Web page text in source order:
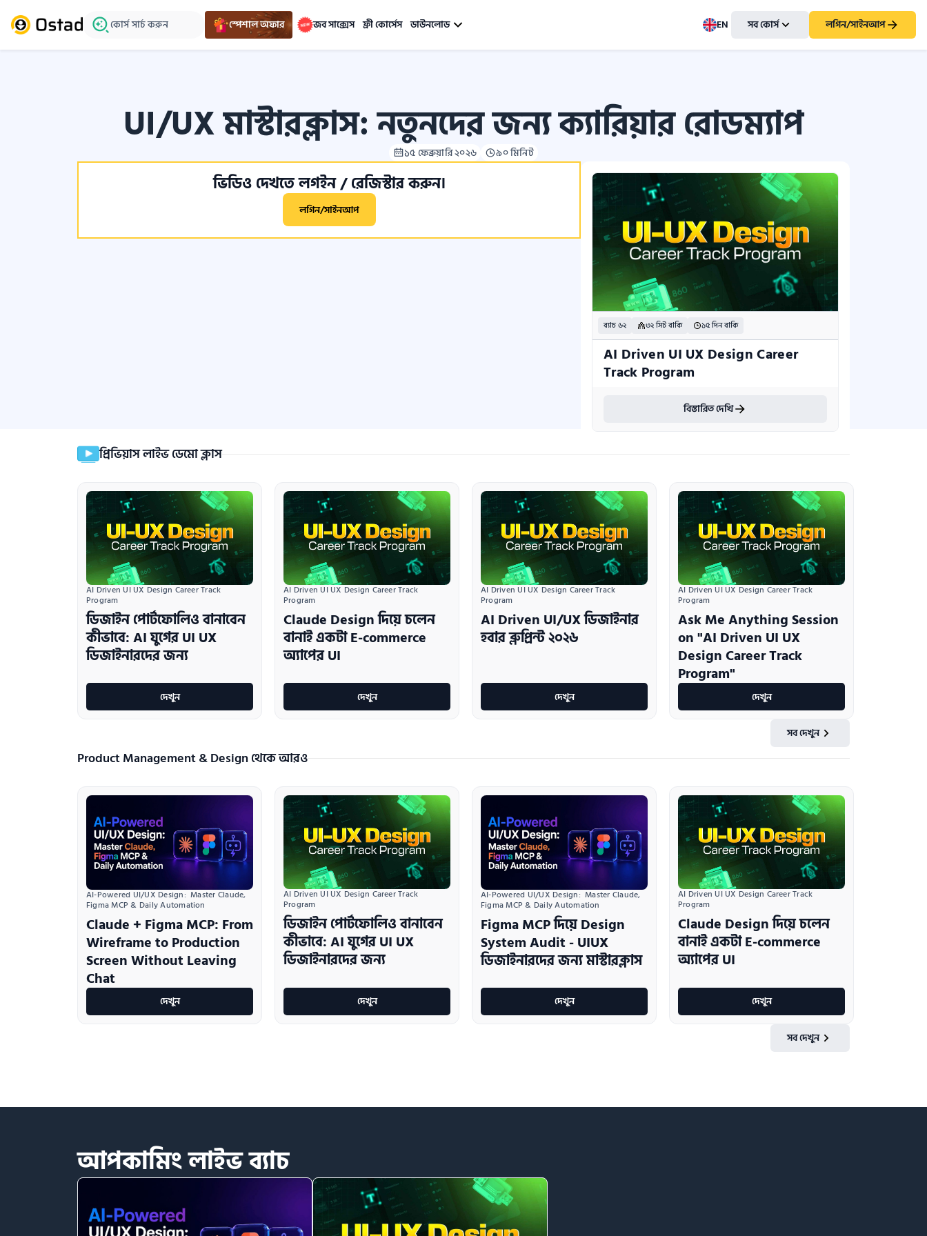
কোর্স সার্চ করুন স্পেশাল অফার জব সাক্সেস ফ্রী কোর্সেস ডাউনলোড EN সব কোর্স লগিন/সাইনআপ
UI/UX মাস্টারক্লাস: নতুনদের জন্য ক্যারিয়ার রোডম্যাপ
১৫ ফেব্রুয়ারি ২০২৬ ৯০ মিনিট
ভিডিও দেখতে লগইন / রেজিস্টার করুন।
লগিন/সাইনআপ
ব্যাচ ৬২ ৩২ সিট বাকি ১৫ দিন বাকি
AI Driven UI UX Design Career
Track Program
বিস্তারিত দেখি
প্রিভিয়াস লাইভ ডেমো ক্লাস
AI Driven UI UX Design Career Track
Program
ডিজাইন পোর্টফোলিও বানাবেন
কীভাবে: AI যুগের UI UX
ডিজাইনারদের জন্য
দেখুন
AI Driven UI UX Design Career Track
Program
Claude Design দিয়ে চলেন
বানাই একটা E-commerce
অ্যাপের UI
দেখুন
AI Driven UI UX Design Career Track
Program
AI Driven UI/UX ডিজাইনার
হবার ব্লুপ্রিন্ট ২০২৬
দেখুন
AI Driven UI UX Design Career Track
Program
Ask Me Anything Session
on "AI Driven UI UX
Design Career Track
Program"
দেখুন
সব দেখুন
Product Management & Design থেকে আরও
AI-Powered UI/UX Design:  Master Claude,
Figma MCP & Daily Automation
Claude + Figma MCP: From
Wireframe to Production
Screen Without Leaving
Chat
দেখুন
AI Driven UI UX Design Career Track
Program
ডিজাইন পোর্টফোলিও বানাবেন
কীভাবে: AI যুগের UI UX
ডিজাইনারদের জন্য
দেখুন
AI-Powered UI/UX Design:  Master Claude,
Figma MCP & Daily Automation
Figma MCP দিয়ে Design
System Audit - UIUX
ডিজাইনারদের জন্য মাস্টারক্লাস
দেখুন
AI Driven UI UX Design Career Track
Program
Claude Design দিয়ে চলেন
বানাই একটা E-commerce
অ্যাপের UI
দেখুন
সব দেখুন
আপকামিংলাইভব্যাচ